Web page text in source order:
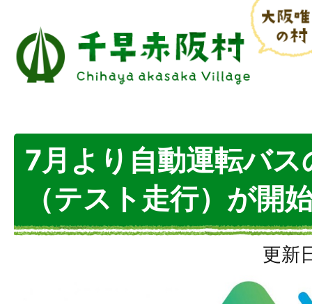
7月より自動運転バス
（テスト走行）が開
更新